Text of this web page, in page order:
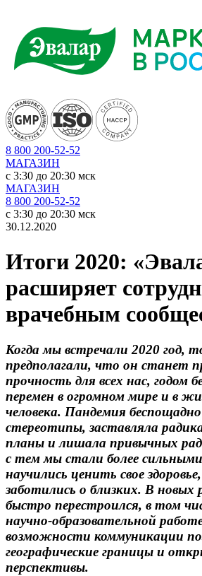
8 800 200-52-52
МАГАЗИН
c 3:30 до 20:30 мск
МАГАЗИН
8 800 200-52-52
c 3:30 до 20:30 мск
30.12.2020
Итоги 2020:
расширяет
врачебным
Когда мы встречали 2020 год,
предполагали, что он станет
прочность для всех нас, годом
перемен в огромном мире и в
человека. Пандемия
стереотипы, заставляла
планы и лишала привычных
с тем мы стали более
научились ценить свое
заботились о близких. В новых
быстро перестроился, в том
научно-образовательной
возможности коммуникации
географические границы и
перспективы.